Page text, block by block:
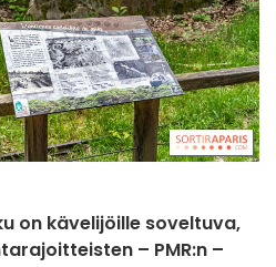
on kävelijöille soveltuva,
– PMR:n –